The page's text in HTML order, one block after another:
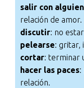
salir con alguien
relación de amor.
discutir: no
pelearse: gritar,
cortar: terminar
hacer las paces:
relación.